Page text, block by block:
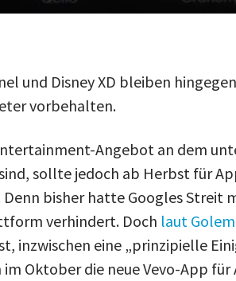
und Disney XD bleiben
vorbehalten.
Angebot an dem
sollte jedoch ab Herbst für
bisher hatte Googles Streit
verhindert. Doch laut Golem
inzwischen eine „prinzipielle
Oktober die neue Vevo-App für